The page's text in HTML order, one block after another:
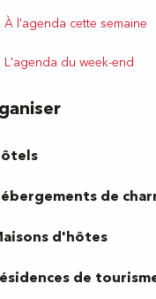
À l'agenda cette semaine
L'agenda du week-end
de
d'hôtes
de